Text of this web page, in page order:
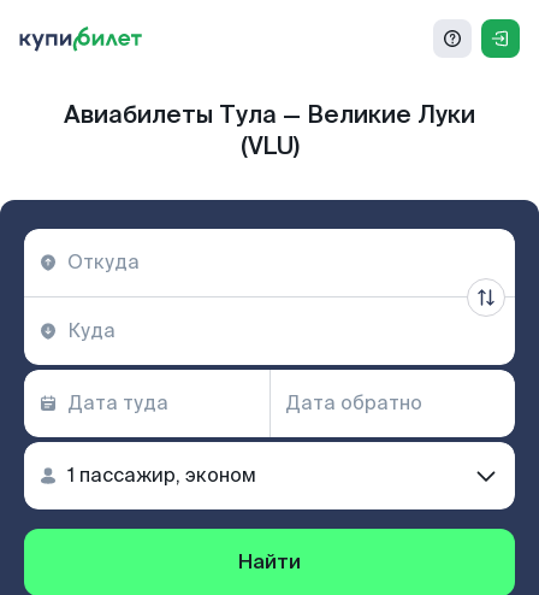
Авиабилеты Тула — Великие Луки
(VLU)
Найти